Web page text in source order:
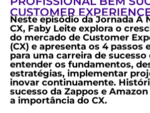
CUSTOMER
Neste episódio da Jornada A
CX, Faby Leite explora o
do mercado de Customer
(CX) e apresenta os 4 passos
para uma carreira de sucesso
entender os fundamentos,
estratégias, implementar
inovar continuamente.
sucesso da Zappos e
a importância do CX.